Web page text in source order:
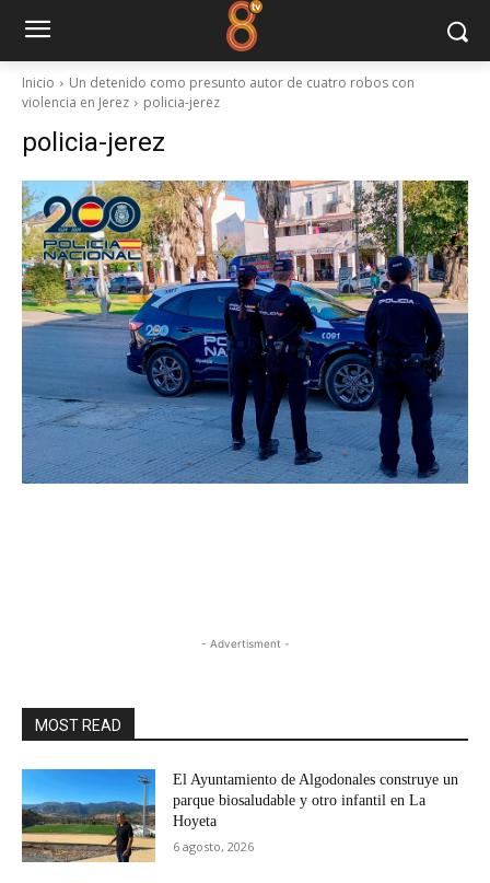
Inicio
Un detenido como presunto autor de cuatro robos con
violencia en Jerez
policia-jerez
policia-jerez
- Advertisment -
MOST READ
El Ayuntamiento de Algodonales construye un
parque biosaludable y otro infantil en La
Hoyeta
6 agosto, 2026